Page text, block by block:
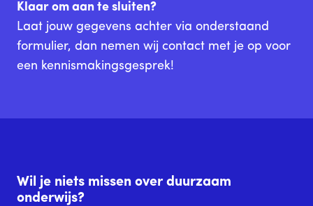
Klaar om aan te sluiten?
Laat jouw gegevens achter via onderstaand
formulier, dan nemen wij contact met je op voor
een kennismakingsgesprek!
Wil je niets missen over duurzaam
onderwijs?